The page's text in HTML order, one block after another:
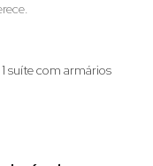
suíte com armários
planejados, equipada